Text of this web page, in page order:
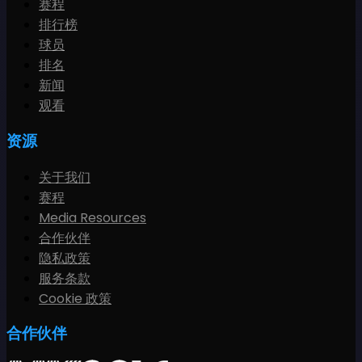
赛程
排行榜
球员
排名
新闻
观看
资源
关于我们
赛程
Media Resources
合作伙伴
隐私政策
服务条款
Cookie 政策
合作伙伴